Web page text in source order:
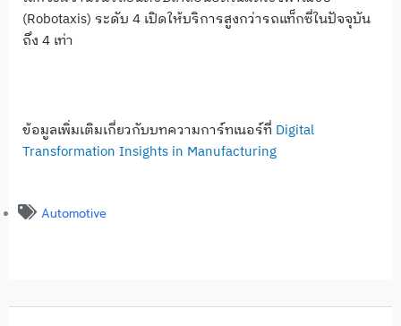
(Robotaxis) ระดับ 4 เปิดให้บริการสูงกว่ารถแท็กซี่ในปัจจุบัน
ถึง 4 เท่า
ข้อมูลเพิ่มเติมเกี่ยวกับบทความการ์ทเนอร์ที่ Digital
Transformation Insights in Manufacturing
Automotive